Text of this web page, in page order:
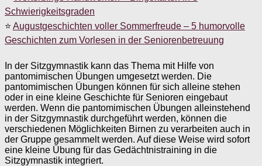
Schwierigkeitsgraden
⭐ Augustgeschichten voller Sommerfreude – 5 humorvolle
Geschichten zum Vorlesen in der Seniorenbetreuung
In der Sitzgymnastik kann das Thema mit Hilfe von
pantomimischen Übungen umgesetzt werden. Die
pantomimischen Übungen können für sich alleine stehen
oder in eine kleine Geschichte für Senioren eingebaut
werden. Wenn die pantomimischen Übungen alleinstehend
in der Sitzgymnastik durchgeführt werden, können die
verschiedenen Möglichkeiten Birnen zu verarbeiten auch in
der Gruppe gesammelt werden. Auf diese Weise wird sofort
eine kleine Übung für das Gedächtnistraining in die
Sitzgymnastik integriert.